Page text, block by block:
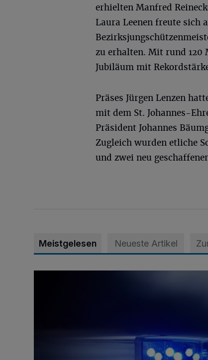
erhielten Manfred
Laura Leenen freute sich
zu erhalten. Mit rund 120
Jubiläum mit
Präses Jürgen Lenzen
mit dem St. Johannes-
Präsident Johannes
Zugleich wurden etliche
und zwei neu
Meistgelesen Neueste Artikel